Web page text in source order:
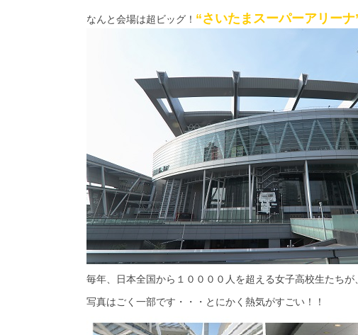
なんと会場は超ビッグ！ “さいたまスーパーアリーナ
毎年、日本全国から１００００人を超える女子高校生たちが
写真はごく一部です・・・とにかく熱気がすごい！！